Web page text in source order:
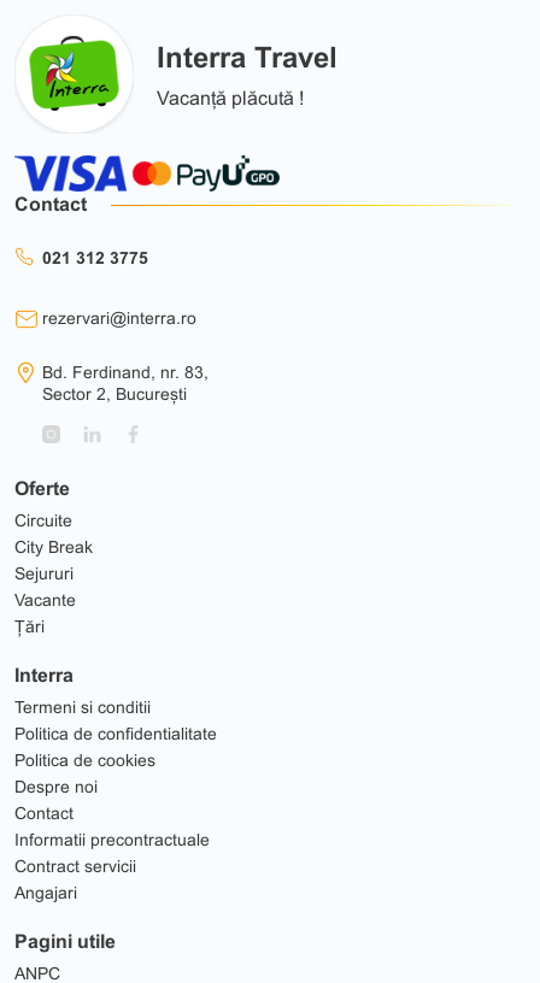
Interra Travel
Vacanță plăcută !
Oferte
Circuite
City Break
Sejururi
Vacante
Țări
Interra
Termeni si conditii
Politica de confidentialitate
Politica de cookies
Despre noi
Contact
Informatii precontractuale
Contract servicii
Angajari
Pagini utile
ANPC
Contact
021 312 3775
rezervari@interra.ro
Bd. Ferdinand, nr. 83,
Sector 2, București